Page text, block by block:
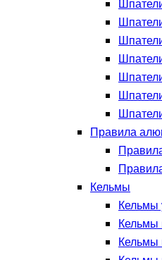
Правила
Кельмы
Кельмы
Кельмы
Кельмы